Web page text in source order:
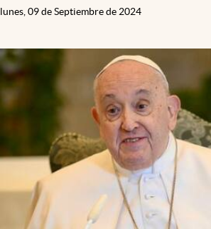
lunes, 09 de Septiembre de 2024